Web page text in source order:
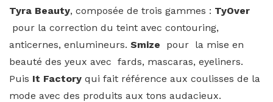
Tyra Beauty, composée de trois gammes : TyOver
pour la correction du teint avec contouring,
anticernes, enlumineurs. Smize
pour la mise en
beauté des yeux avec fards, mascaras, eyeliners.
Puis It Factory qui fait référence aux coulisses de la
mode avec des produits aux tons audacieux.